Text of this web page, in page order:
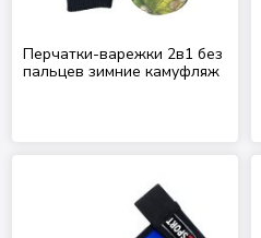
Перчатки-варежки 2в1 без
пальцев зимние камуфляж